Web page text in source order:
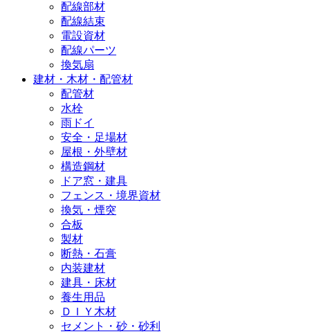
配線部材
配線結束
電設資材
配線パーツ
換気扇
建材・木材・配管材
配管材
水栓
雨ドイ
安全・足場材
屋根・外壁材
構造鋼材
ドア窓・建具
フェンス・境界資材
換気・煙突
合板
製材
断熱・石膏
内装建材
建具・床材
養生用品
ＤＩＹ木材
セメント・砂・砂利